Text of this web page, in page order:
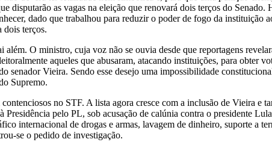
disputarão as vagas na eleição que renovará dois terços do Senado.
dado que trabalhou para reduzir o poder de fogo da instituição
dois terços.
O ministro, cuja voz não se ouvia desde que reportagens
aqueles que abusaram, atacando instituições, para obter
Vieira. Sendo esse desejo uma impossibilidade
Supremo.
no STF. A lista agora cresce com a inclusão de Vieira
pelo PL, sob acusação de calúnia contra o presidente
internacional de drogas e armas, lavagem de dinheiro, suporte a
se o pedido de investigação.